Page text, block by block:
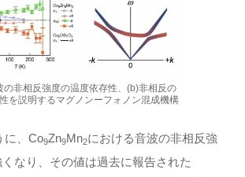
の非相反強度の温度依存性、(b)非相反の
を説明するマグノンーフォノン混成機構
に、Co9Zn9Mn2における音波の非相反強
なり、その値は過去に報告された